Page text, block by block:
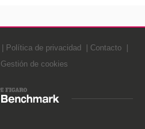
Política de privacidad
Contacto
Gestión de cookies